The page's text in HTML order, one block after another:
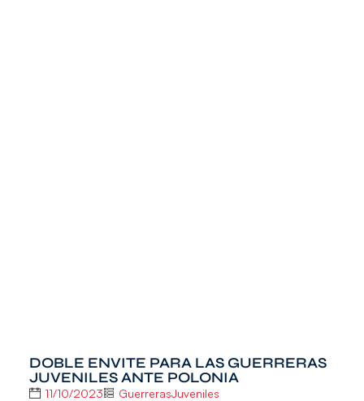
DOBLE ENVITE PARA LAS GUERRERAS
JUVENILES ANTE POLONIA
11/10/2023 GuerrerasJuveniles